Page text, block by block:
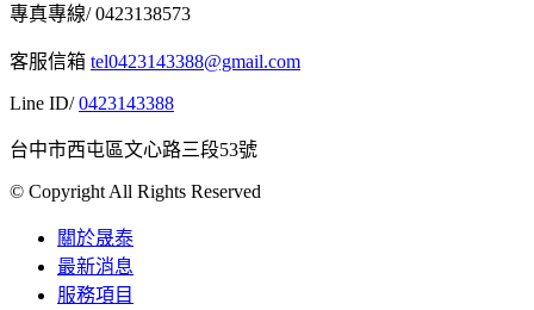
專真專線/ 0423138573
客服信箱 tel0423143388@gmail.com
Line ID/0423143388
台中市西屯區文心路三段53號
© Copyright All Rights Reserved
關於晟泰
最新消息
服務項目